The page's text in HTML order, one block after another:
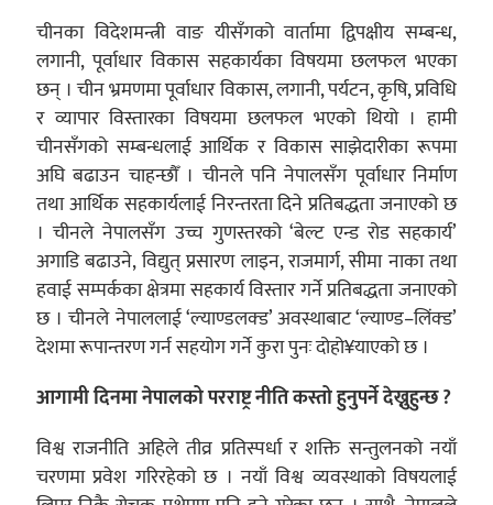
चीनका विदेशमन्त्री वाङ यीसँगको वार्तामा द्विपक्षीय सम्बन्ध,
लगानी, पूर्वाधार विकास सहकार्यका विषयमा छलफल भएका
छन् । चीन भ्रमणमा पूर्वाधार विकास, लगानी, पर्यटन, कृषि, प्रविधि
र व्यापार विस्तारका विषयमा छलफल भएको थियो । हामी
चीनसँगको सम्बन्धलाई आर्थिक र विकास साझेदारीका रूपमा
अघि बढाउन चाहन्छौँ । चीनले पनि नेपालसँग पूर्वाधार निर्माण
तथा आर्थिक सहकार्यलाई निरन्तरता दिने प्रतिबद्धता जनाएको छ
। चीनले नेपालसँग उच्च गुणस्तरको ‘बेल्ट एन्ड रोड सहकार्य’
अगाडि बढाउने, विद्युत् प्रसारण लाइन, राजमार्ग, सीमा नाका तथा
हवाई सम्पर्कका क्षेत्रमा सहकार्य विस्तार गर्ने प्रतिबद्धता जनाएको
छ । चीनले नेपाललाई ‘ल्याण्डलक्ड’ अवस्थाबाट ‘ल्याण्ड–लिंक्ड’
देशमा रूपान्तरण गर्न सहयोग गर्ने कुरा पुनः दोहो¥याएको छ ।
आगामी दिनमा नेपालको परराष्ट्र नीति कस्तो हुनुपर्ने देख्नुहुन्छ ?
विश्व राजनीति अहिले तीव्र प्रतिस्पर्धा र शक्ति सन्तुलनको नयाँ
चरणमा प्रवेश गरिरहेको छ । नयाँ विश्व व्यवस्थाको विषयलाई